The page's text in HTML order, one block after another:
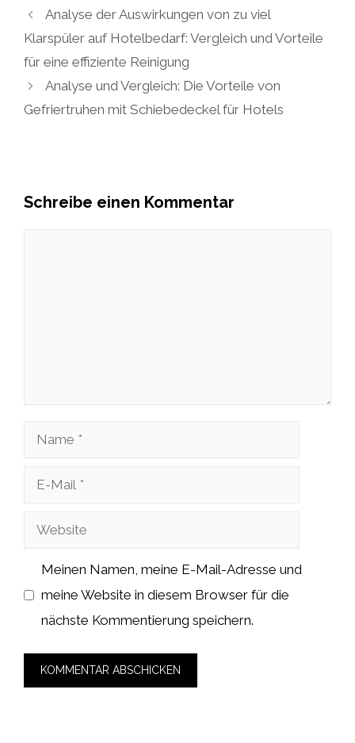
Analyse der Auswirkungen von zu viel
Klarspüler auf Hotelbedarf: Vergleich und Vorteile
für eine effiziente Reinigung
Analyse und Vergleich: Die Vorteile von
Gefriertruhen mit Schiebedeckel für Hotels
Schreibe einen Kommentar
Name
Website
Meinen Namen, meine E-Mail-Adresse und
meine Website in diesem Browser für die
nächste Kommentierung speichern.